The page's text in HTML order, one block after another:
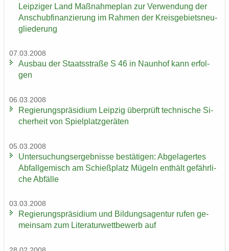
Leip­zi­ger Land Maß­nah­me­plan zur Ver­wen­dung der
An­schub­fi­nan­zie­rung im Rah­men der Kreis­ge­biets­neu­
glie­de­rung
07.03.2008
Aus­bau der Staats­stra­ße S 46 in Naun­hof kann er­fol­
gen
06.03.2008
Re­gie­rungs­prä­si­di­um Leip­zig über­prüft tech­ni­sche Si­
cher­heit von Spiel­platz­ge­rä­ten
05.03.2008
Un­ter­su­chungs­er­geb­nis­se be­stä­ti­gen: Ab­ge­la­ger­tes
Ab­fall­ge­misch am Schieß­platz Mü­geln ent­hält ge­fähr­li­
che Ab­fäl­le
03.03.2008
Re­gie­rungs­prä­si­di­um und Bil­dungs­agen­tur rufen ge­
mein­sam zum Li­te­ra­tur­wett­be­werb auf